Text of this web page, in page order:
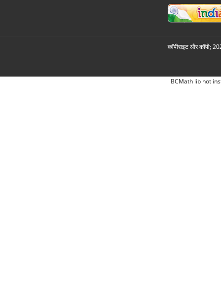
कॉपीराइट और कॉपी;
BCMath lib not